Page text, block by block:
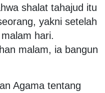
shalat tahajud itu
yakni setelah
hari.
malam, ia bangun
Agama tentang